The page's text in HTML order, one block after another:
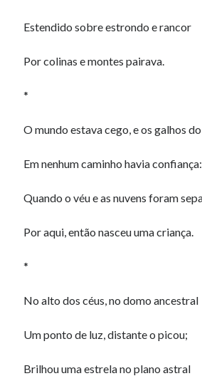
Estendido sobre estrondo e rancor
Por colinas e montes pairava.
*
O mundo estava cego, e os galhos
Em nenhum caminho havia confiança:
Quando o véu e as nuvens foram
Por aqui, então nasceu uma criança.
*
No alto dos céus, no domo ancestral
Um ponto de luz, distante o picou;
Brilhou uma estrela no plano astral